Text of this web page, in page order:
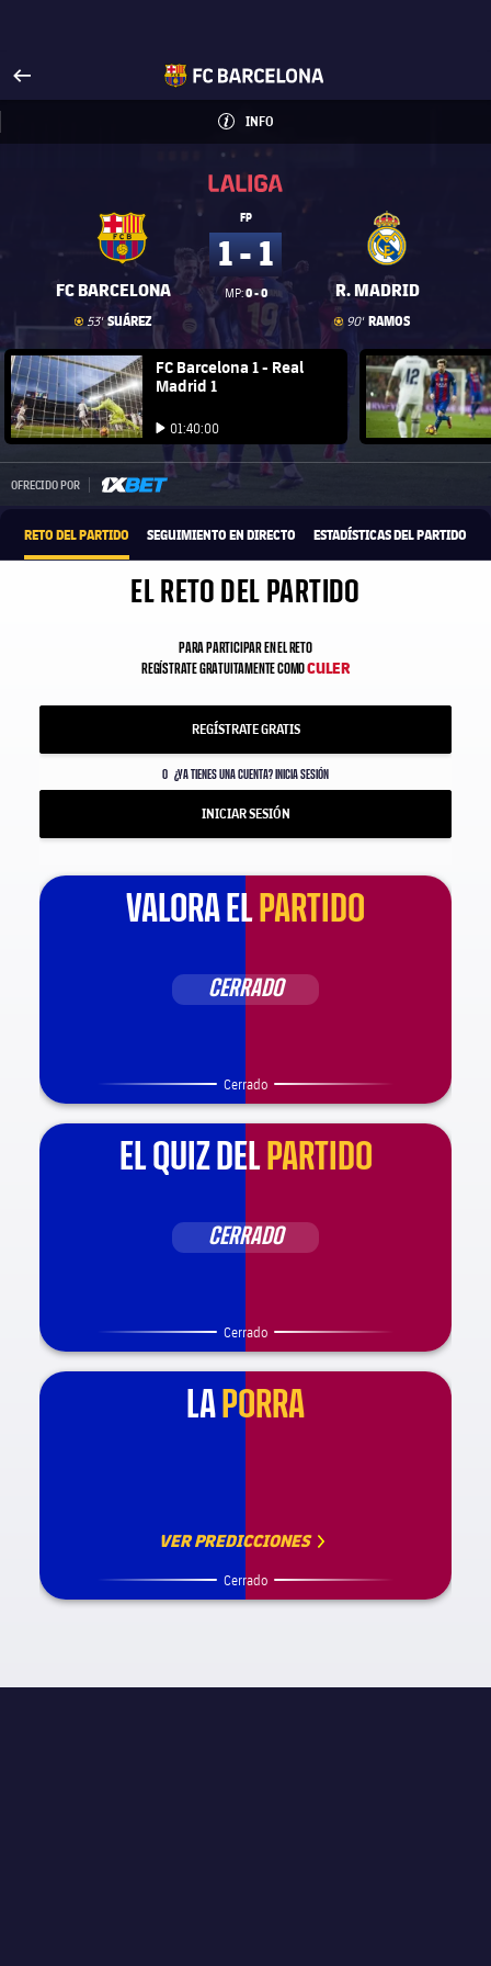
Visita FCBarcelona.es
arrow-right
fcbarcelona-with-name
INFO
INFORMACIÓN
INFO
La Liga
FC BARCELONA
Golgoal
53'SUÁREZ
FP
1 - 1
MP:0 - 0 R. MADRID
Golgoal
90' RAMOS
FC Barcelona club badge
Iniciar vídeo
FC Barcelona 1 - Real
Madrid 1
Iniciar vídeo
01:40:00
FC
Iniciar vídeo
OFRECIDO POR 1xbet-multi
RETO DEL PARTIDO SEGUIMIENTO EN DIRECTO ESTADÍSTICAS DEL PARTIDO
EL RETO DEL PARTIDO
PARA PARTICIPAR EN EL RETO
REGÍSTRATE GRATUITAMENTE COMOCULER
REGÍSTRATE GRATIS
O ¿YA TIENES UNA CUENTA? INICIA SESIÓN
INICIAR SESIÓN
VALORA EL PARTIDO
CERRADO
Cerrado
EL QUIZ DEL PARTIDO
CERRADO
Cerrado
LA PORRA
VER PREDICCIONES
Cerrado